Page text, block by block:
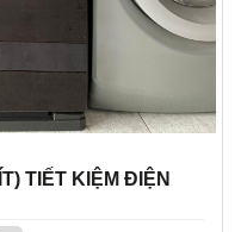
TIẾT KIỆM ĐIỆN